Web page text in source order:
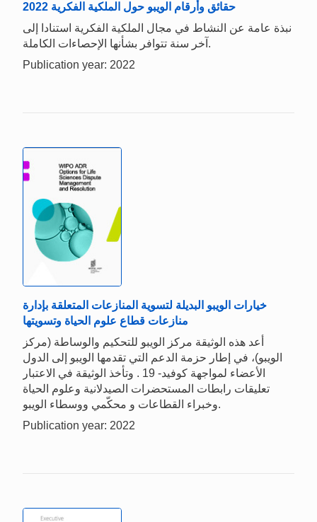
حقائق وأرقام الويبو حول الملكية الفكرية 2022
نبذة عامة عن النشاط في مجال الملكية الفكرية استنادا إلى
آخر سنة تتوافر بشأنها الإحصاءات الكاملة.
Publication year: 2022
خيارات الويبو البديلة لتسوية المنازعات المتعلقة بإدارة
منازعات قطاع علوم الحياة وتسويتها
أعد ھذه الوثیقة مركز الویبو للتحكیم والوساطة (مركز
الویبو)، في إطار حزمة الدعم التي تقدمھا الویبو إلى الدول
الأعضاء لمواجھة كوفید- 19 . وتأخذ الوثیقة في الاعتبار
تعلیقات رابطات المستحضرات الصیدلانیة وعلوم الحیاة
وخبراء القطاعات و محكّمي ووسطاء الویبو.
Publication year: 2022